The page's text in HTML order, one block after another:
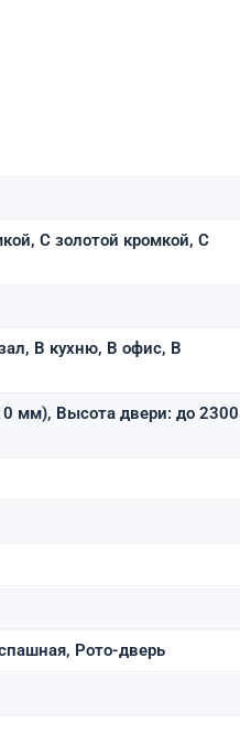
С золотой кромкой, С
В кухню, В офис, В
мм), Высота двери: до 2300
Рото-дверь